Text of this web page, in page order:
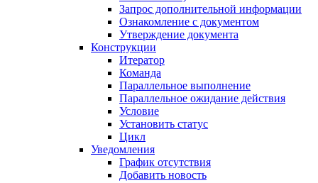
Запрос дополнительной информации
Ознакомление с документом
Утверждение документа
Конструкции
Итератор
Команда
Параллельное выполнение
Параллельное ожидание действия
Условие
Установить статус
Цикл
Уведомления
График отсутствия
Добавить новость